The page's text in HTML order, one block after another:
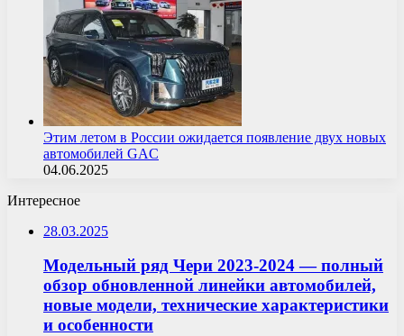
Этим летом в России ожидается появление двух новых
автомобилей GAC
04.06.2025
Интересное
28.03.2025
Модельный ряд Чери 2023-2024 — полный
обзор обновленной линейки автомобилей,
новые модели, технические характеристики
и особенности